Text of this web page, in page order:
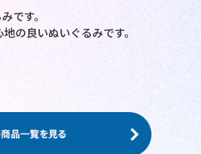
です。
の良いぬいぐるみです。